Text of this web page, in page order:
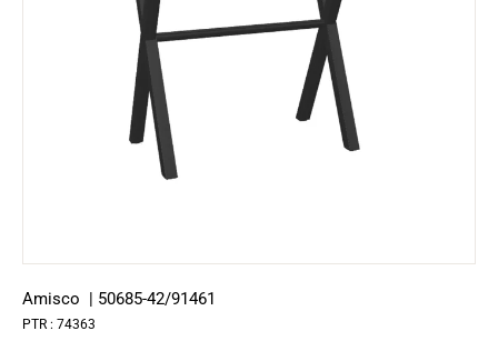
Amisco | 50685-42/91461
PTR : 74363